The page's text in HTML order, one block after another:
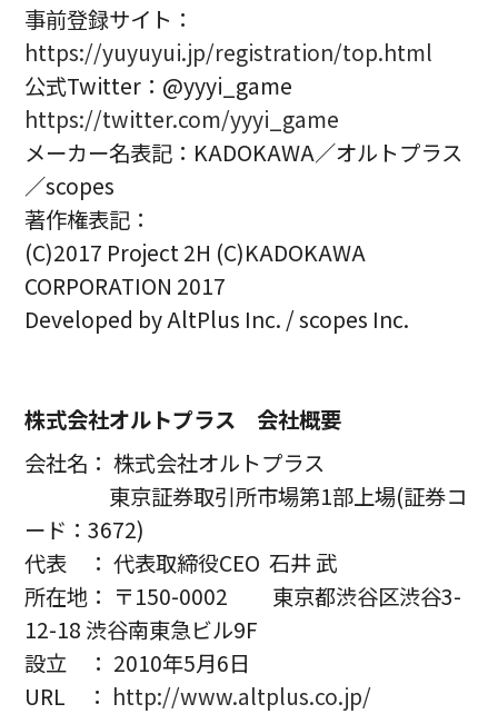
事前登録サイト：
https://yuyuyui.jp/registration/top.html
公式Twitter：@yyyi_game
https://twitter.com/yyyi_game
メーカー名表記：KADOKAWA／オルトプラス
／scopes
著作権表記：
(C)2017 Project 2H (C)KADOKAWA
CORPORATION 2017
Developed by AltPlus Inc. / scopes Inc.
株式会社オルトプラス 会社概要
会社名： 株式会社オルトプラス
東京証券取引所市場第1部上場(証券コ
ード：3672)
代表 ： 代表取締役CEO 石井 武
所在地： 〒150-0002 東京都渋谷区渋谷3-
12-18 渋谷南東急ビル9F
設立 ： 2010年5月6日
URL ： http://www.altplus.co.jp/